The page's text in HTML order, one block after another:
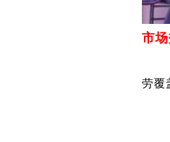
市
活
劳覆